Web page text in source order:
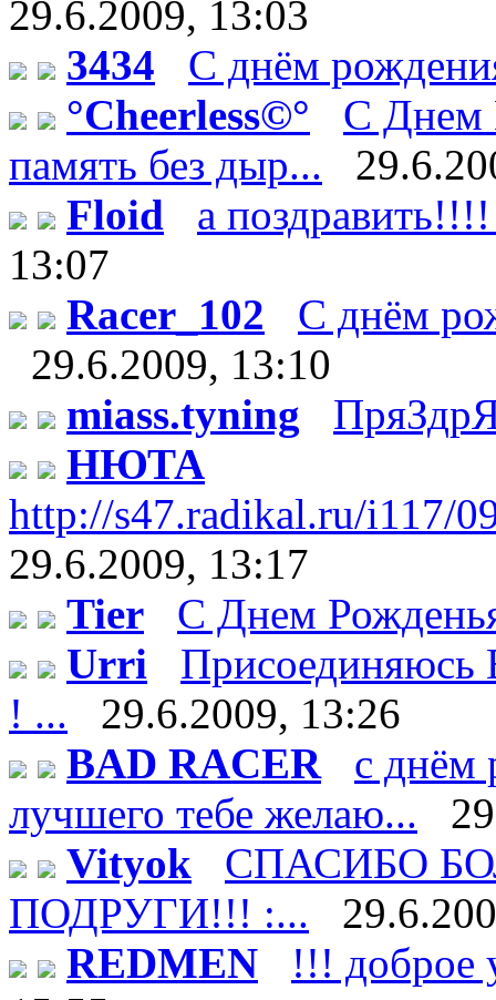
29.6.2009, 13:03
3434
С днём
°Cheerless©°
C Днем
память без дыр...
Floid
а
13:07
Racer_102
С днём
29.6.2009, 13:10
miass.tyning
НЮТА
http://s47.radikal.ru/i117/
29.6.2009, 13:17
Tier
С Днем
Urri
Присоединяюсь
! ...
29.6.2009, 13:26
BAD RACER
с днём
лучшего тебе желаю...
Vityok
СПАСИБО
ПОДРУГИ!!! :...
REDMEN
!!! доброе